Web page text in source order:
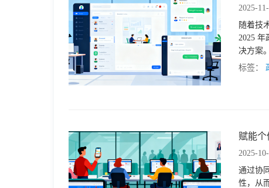
2025-
随着技
2025 年
决方案。
标签：
赋能
2025-
通过协
性，从